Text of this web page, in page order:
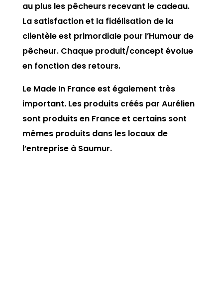
au plus les pêcheurs recevant le cadeau.
La satisfaction et la fidélisation de la
clientèle est primordiale pour l’Humour de
pêcheur. Chaque produit/concept évolue
en fonction des retours.
Le Made In France est également très
important. Les produits créés par Aurélien
sont produits en France et certains sont
mêmes produits dans les locaux de
l’entreprise à Saumur.